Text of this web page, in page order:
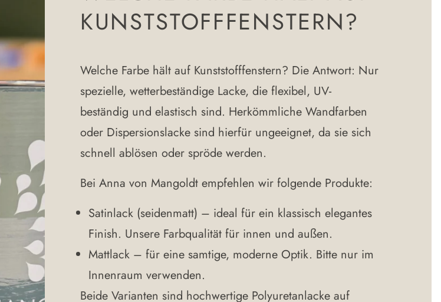
KUNSTSTOFFFENSTERN?
Welche Farbe hält auf Kunststofffenstern? Die Antwort: Nur
spezielle, wetterbeständige Lacke, die flexibel, UV-
beständig und elastisch sind. Herkömmliche Wandfarben
oder Dispersionslacke sind hierfür ungeeignet, da sie sich
schnell ablösen oder spröde werden.
Bei Anna von Mangoldt empfehlen wir folgende Produkte:
Satinlack (seidenmatt) – ideal für ein klassisch elegantes
Finish. Unsere Farbqualität für innen und außen.
Mattlack – für eine samtige, moderne Optik. Bitte nur im
Innenraum verwenden.
Beide Varianten sind hochwertige Polyuretanlacke auf